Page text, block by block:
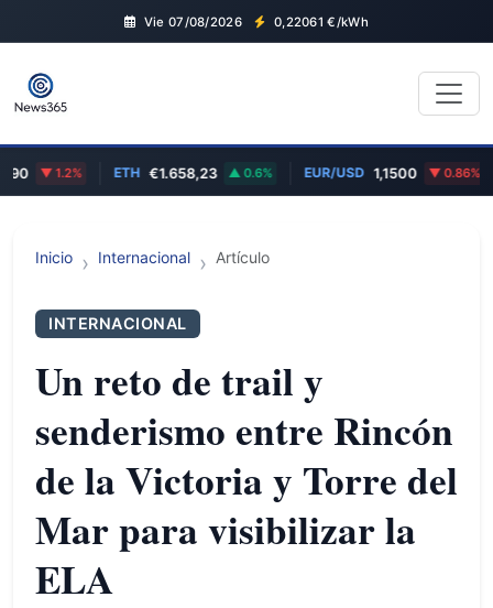
Vie 07/08/2026 0,22061 €/kWh
1.2% ETH €1.658,23 0.6% EUR/USD 1,1500 0.86%
Inicio Internacional Artículo
INTERNACIONAL
Un reto de trail y
senderismo entre Rincón
de la Victoria y Torre del
Mar para visibilizar la
ELA